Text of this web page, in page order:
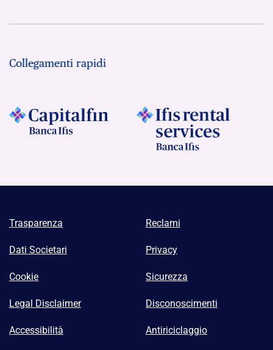
Collegamenti rapidi
Trasparenza Reclami
Dati Societari Privacy
Cookie Sicurezza
Legal Disclaimer Disconoscimenti
Accessibilità Antiriciclaggio